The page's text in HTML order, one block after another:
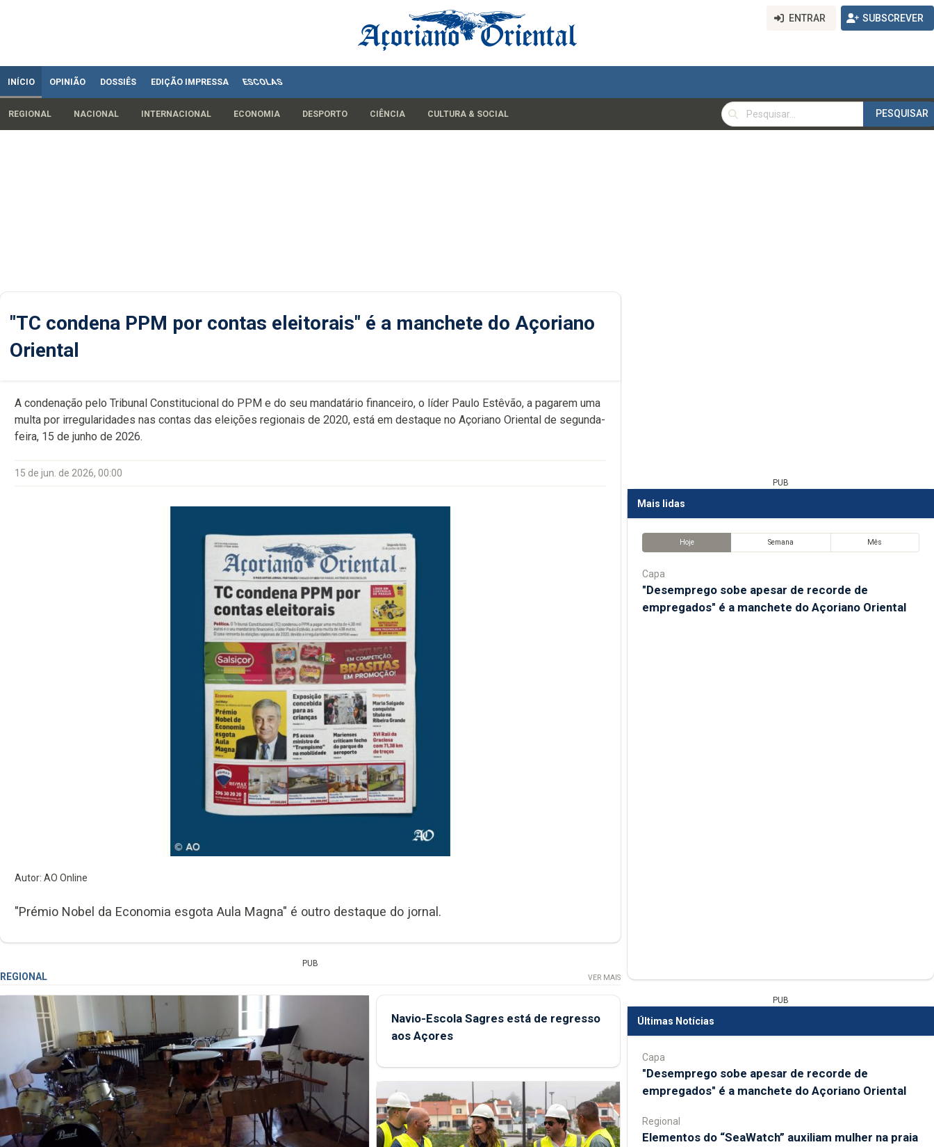
ENTRAR SUBSCREVER
INÍCIO OPINIÃO DOSSIÊS EDIÇÃO IMPRESSA ESCOLAS
REGIONAL NACIONAL INTERNACIONAL ECONOMIA DESPORTO CIÊNCIA CULTURA & SOCIAL
PESQUISAR
PESQUISAR
"TC condena PPM por contas eleitorais" é a manchete do Açoriano
Oriental
A condenação pelo Tribunal Constitucional do PPM e do seu mandatário financeiro, o líder Paulo Estêvão, a pagarem uma
multa por irregularidades nas contas das eleições regionais de 2020, está em destaque no Açoriano Oriental de segunda-
feira, 15 de junho de 2026.
15 de jun. de 2026, 00:00
Autor: AO Online
"Prémio Nobel da Economia esgota Aula Magna" é outro destaque do jornal.
PUB
REGIONAL VER MAIS
Navio-Escola Sagres está de regresso
aos Açores
PUB
Mais lidas
Hoje Semana Mês
Capa
"Desemprego sobe apesar de recorde de
empregados" é a manchete do Açoriano Oriental
PUB
Últimas Notícias
Capa
"Desemprego sobe apesar de recorde de
empregados" é a manchete do Açoriano Oriental
Regional
​Elementos do “SeaWatch” auxiliam mulher na praia